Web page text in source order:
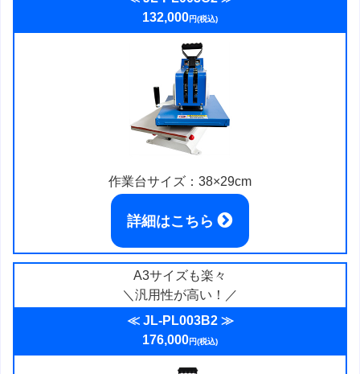
132,000円(税込)
作業台サイズ：38×29cm
詳細はこちら
A3サイズも楽々
＼汎用性が高い！／
≪ JL-PL003B2 ≫
176,000円(税込)